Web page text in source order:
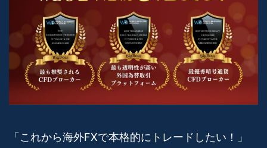
「これから海外FXで本格的にトレードしたい！」